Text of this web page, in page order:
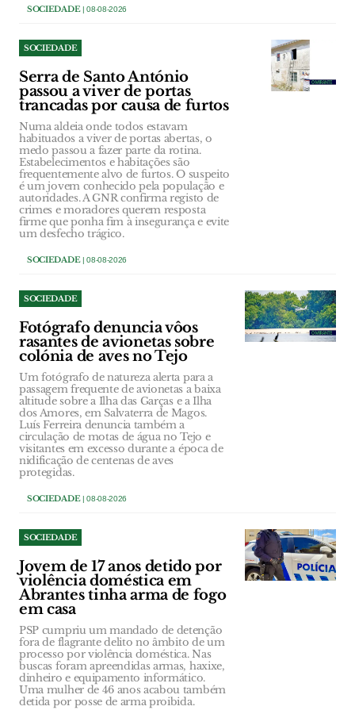
SOCIEDADE| 08-08-2026
SOCIEDADE
Serra de Santo António
passou a viver de portas
trancadas por causa de furtos
Numa aldeia onde todos estavam
habituados a viver de portas abertas, o
medo passou a fazer parte da rotina.
Estabelecimentos e habitações são
frequentemente alvo de furtos. O suspeito
é um jovem conhecido pela população e
autoridades. A GNR confirma registo de
crimes e moradores querem resposta
firme que ponha fim à insegurança e evite
um desfecho trágico.
SOCIEDADE| 08-08-2026
SOCIEDADE
Fotógrafo denuncia vôos
rasantes de avionetas sobre
colónia de aves no Tejo
Um fotógrafo de natureza alerta para a
passagem frequente de avionetas a baixa
altitude sobre a Ilha das Garças e a Ilha
dos Amores, em Salvaterra de Magos.
Luís Ferreira denuncia também a
circulação de motas de água no Tejo e
visitantes em excesso durante a época de
nidificação de centenas de aves
protegidas.
SOCIEDADE| 08-08-2026
SOCIEDADE
Jovem de 17 anos detido por
violência doméstica em
Abrantes tinha arma de fogo
em casa
PSP cumpriu um mandado de detenção
fora de flagrante delito no âmbito de um
processo por violência doméstica. Nas
buscas foram apreendidas armas, haxixe,
dinheiro e equipamento informático.
Uma mulher de 46 anos acabou também
detida por posse de arma proibida.